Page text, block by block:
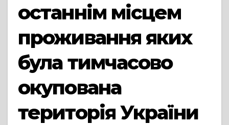
останнім місцем
проживання яких
була тимчасово
окупована
територія України